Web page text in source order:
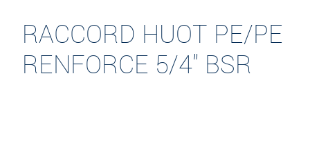
RACCORD HUOT PE/PE
RENFORCE 5/4" BSR